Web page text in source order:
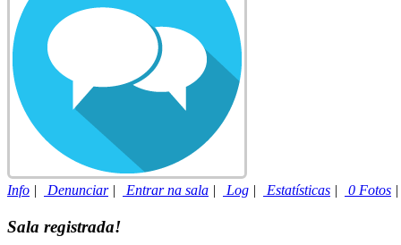
Info | Denunciar| Entrar na sala | Log | Estatísticas | 0 Fotos
Sala registrada!